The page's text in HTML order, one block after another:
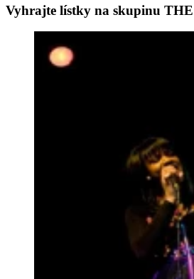
Vyhrajte lístky na skupinu